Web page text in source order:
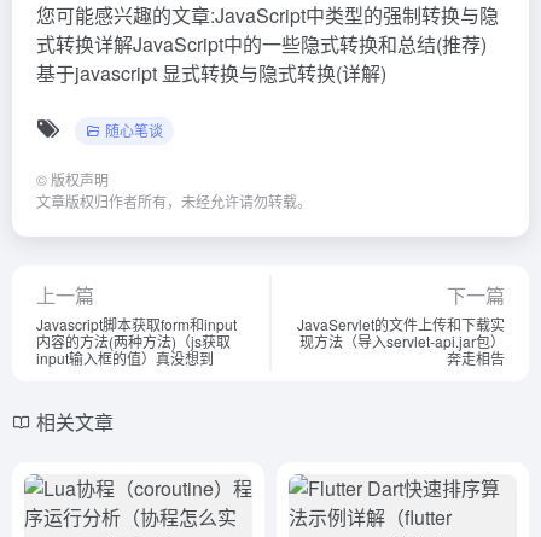
您可能感兴趣的文章:JavaScript中类型的强制转换与隐
式转换详解JavaScript中的一些隐式转换和总结(推荐)
基于javascript 显式转换与隐式转换(详解)
随心笔谈
© 版权声明
文章版权归作者所有，未经允许请勿转载。
上一篇
Javascript脚本获取form和input
内容的方法(两种方法)（js获取
input输入框的值）真没想到
下一篇
JavaServlet的文件上传和下载实
现方法（导入servlet-api.jar包）
奔走相告
相关文章